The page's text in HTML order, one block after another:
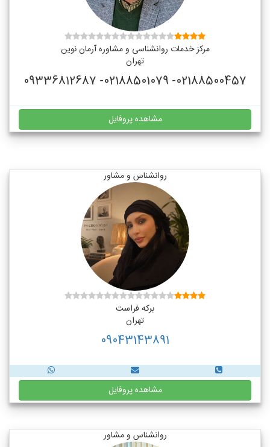
مرکز خدمات روانشناسی و مشاوره آرمان نوین
تهران
02188500457- 02188501079- 09336812687
مشاهده پروفایل
روانشناس و مشاور
برکه فراست
تهران
09043143891
مشاهده پروفایل
روانشناس و مشاور